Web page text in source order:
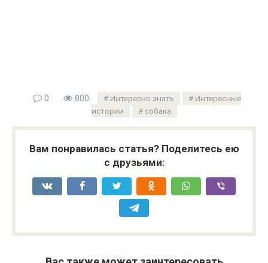
0 800 Интересно знать
Интересные
истории
собака
Вам понравилась статья? Поделитесь ею
с друзьями: